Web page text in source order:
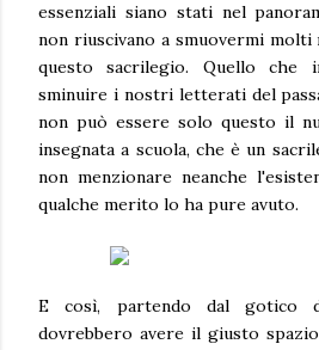
essenziali siano stati nel
non riuscivano a smuovermi
questo sacrilegio. Quello che
sminuire i nostri letterati del
non può essere solo questo il
insegnata a scuola, che è un
non menzionare neanche
qualche merito lo ha pure avuto.
E così, partendo dal gotico
dovrebbero avere il giusto